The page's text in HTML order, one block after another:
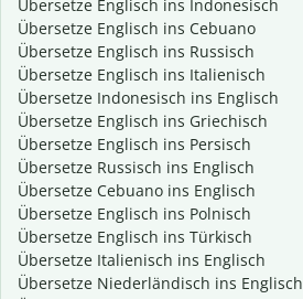
Übersetze Englisch ins Indonesisch
Übersetze Englisch ins Cebuano
Übersetze Englisch ins Russisch
Übersetze Englisch ins Italienisch
Übersetze Indonesisch ins Englisch
Übersetze Englisch ins Griechisch
Übersetze Englisch ins Persisch
Übersetze Russisch ins Englisch
Übersetze Cebuano ins Englisch
Übersetze Englisch ins Polnisch
Übersetze Englisch ins Türkisch
Übersetze Italienisch ins Englisch
Übersetze Niederländisch ins Englisch